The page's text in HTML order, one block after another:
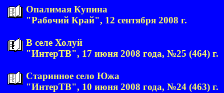
Опалимая Купина
"Рабочий Край", 12 сентября 2008 г.
В селе Холуй
"ИнтерТВ", 17 июня 2008 года, №25 (464) г.
Старинное село Южа
"ИнтерТВ", 10 июня 2008 года, №24 (463) г.